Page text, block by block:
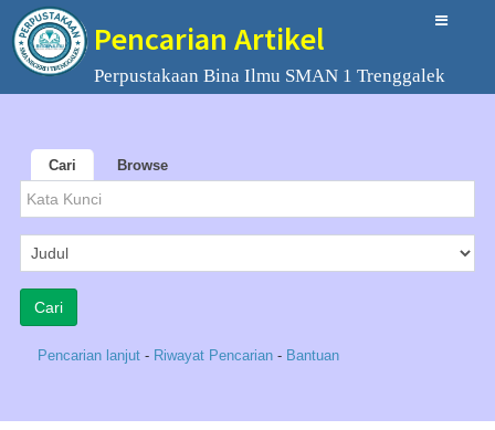
Pencarian Artikel
Perpustakaan Bina Ilmu SMAN 1 Trenggalek
Cari Browse
Pencarian lanjut - Riwayat Pencarian - Bantuan